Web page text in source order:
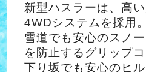
新型ハスラーは、高
4WDシステムを採用。
雪道でも安心のスノ
を防止するグリップコ
下り坂でも安心のヒ